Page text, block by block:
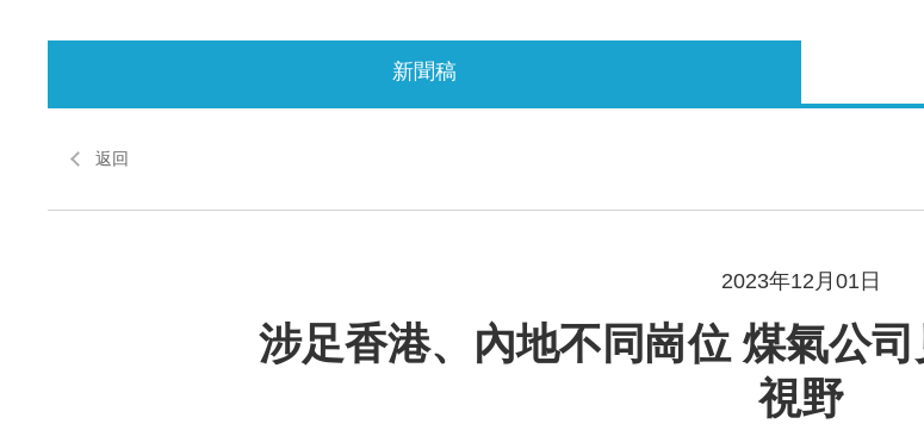
新聞稿
返回
2023年12月01日
涉足香港、內地不同崗位 煤氣公
視野